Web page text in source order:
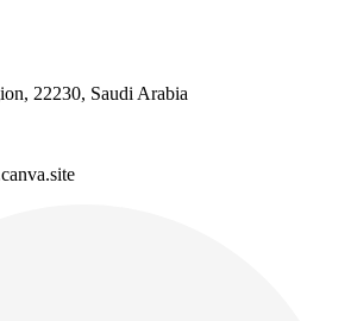
22230, Saudi Arabia